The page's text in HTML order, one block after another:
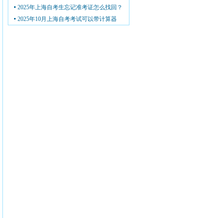
2025年上海自考生忘记准考证怎么找回？
2025年10月上海自考考试可以带计算器